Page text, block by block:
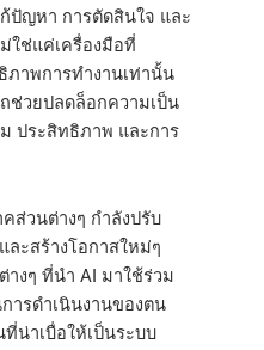
ปัญหา การตัดสินใจ และ
ใช่แค่เครื่องมือที่
ภาพการทำงานเท่านั้น
ช่วยปลดล็อกความเป็น
ประสิทธิภาพ และการ
ส่วนต่างๆ กำลังปรับ
ะสร้างโอกาสใหม่ๆ
งๆ ที่นำ AI มาใช้ร่วม
ารดำเนินงานของตน
น่าเบื่อให้เป็นระบบ